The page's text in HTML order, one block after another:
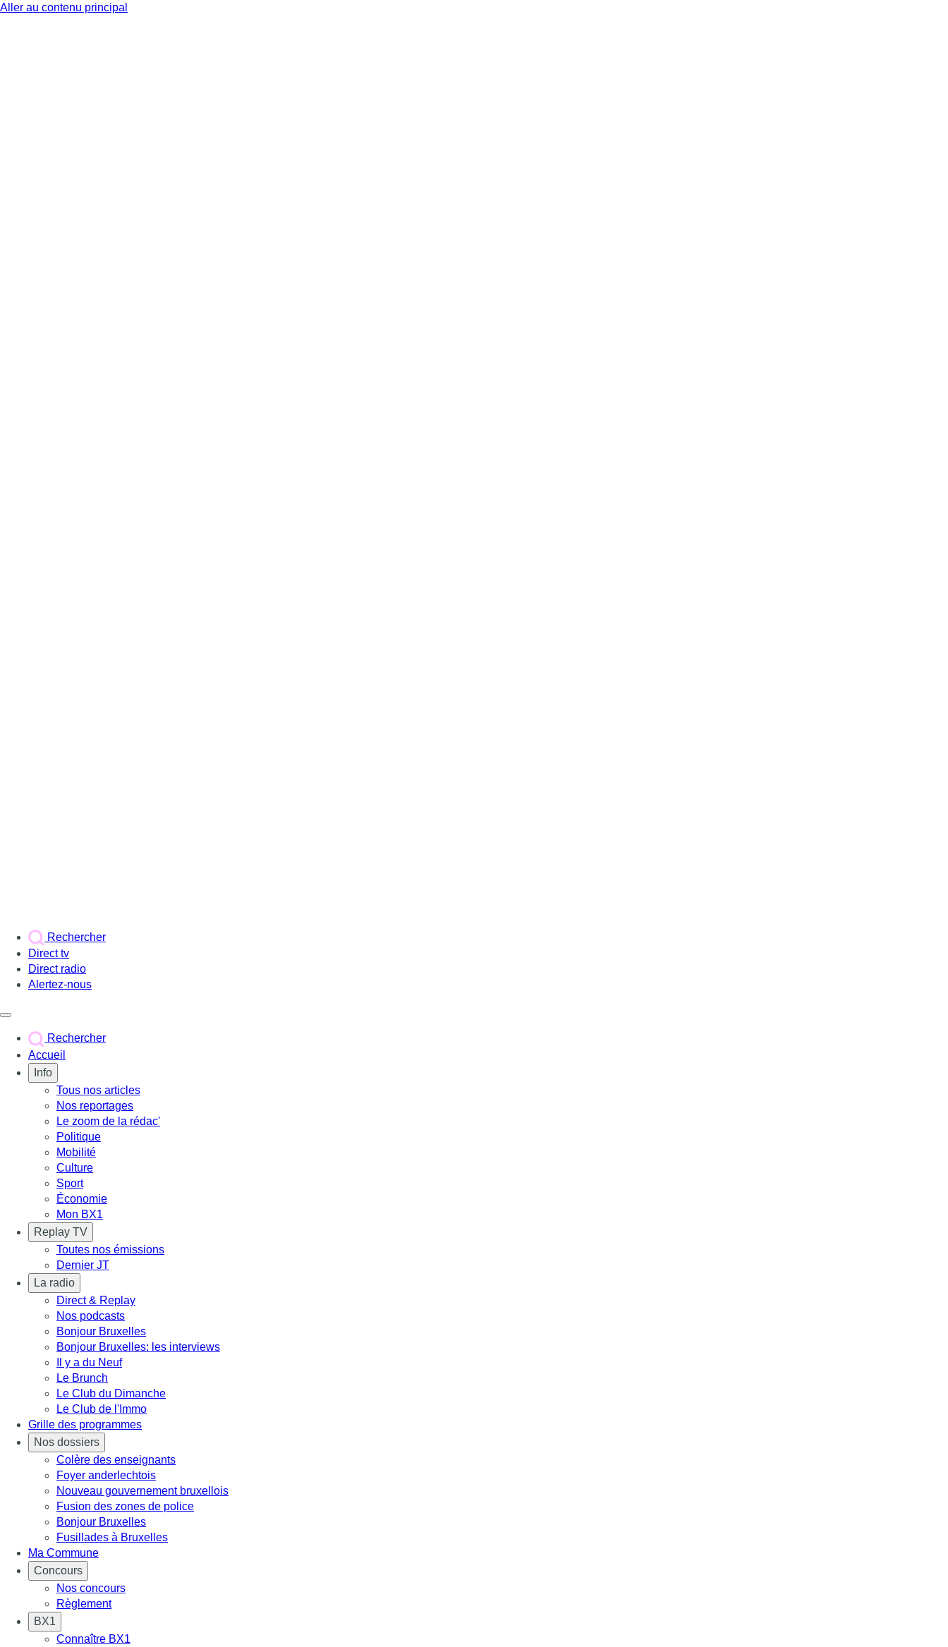
Aller au contenu principal
Rechercher
Direct tv
Direct radio
Alertez-nous
Rechercher
Accueil
Info
Tous nos articles
Nos reportages
Le zoom de la rédac'
Politique
Mobilité
Culture
Sport
Économie
Mon BX1
Replay TV
Toutes nos émissions
Dernier JT
La radio
Direct & Replay
Nos podcasts
Bonjour Bruxelles
Bonjour Bruxelles: les interviews
Il y a du Neuf
Le Brunch
Le Club du Dimanche
Le Club de l'Immo
Grille des programmes
Nos dossiers
Colère des enseignants
Foyer anderlechtois
Nouveau gouvernement bruxellois
Fusion des zones de police
Bonjour Bruxelles
Fusillades à Bruxelles
Ma Commune
Concours
Nos concours
Règlement
BX1
Connaître BX1